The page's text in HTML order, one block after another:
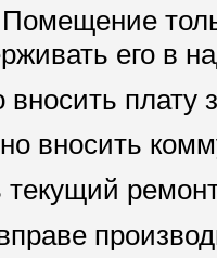
его в
вносить
вносить
текущий